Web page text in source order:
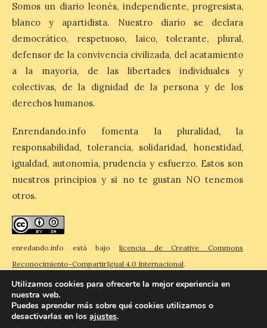
Bañeza designa a Arturo
Martínez Matilla como
pregonero de las Fiestas
2026. Tendrá lugar este
sábado 8 de agosto a las 21,00 horas en el
teatro municipal de La Bañeza. El
comunicador astorgano Arturo Martínez
Matilla, […]
La I Feria de la Cerveza
Artesana de Astorga
arranca con una gran
acogida del público
8 Ago 2026
Luis Nieto, que se acercó
hasta la feria acompañado
por el organizador de la iniciativa, Isaac
Cancillo Carro. Astorga, 8 de agosto de
2026. — La I Feria de […]
Somos un diario leonés, independiente, progresista,
blanco y apartidista. Nuestro diario se declara
democrático, respetuoso, laico, tolerante, plural,
defensor de la convivencia civilizada, del acatamiento
a la mayoría, de las libertades individuales y
colectivas, de la dignidad de la persona y de los
derechos humanos.
Enrendando.info fomenta la pluralidad, la
responsabilidad, tolerancia, solidaridad, honestidad,
igualdad, autonomía, prudencia y esfuerzo. Estos son
nuestros principios y si no te gustan NO tenemos
otros.
enredando.info está bajo licencia de Creative Commons
Reconocimiento-CompartirIgual 4.0 Internacional.
© 2026 Enredando Política de privacidad
Utilizamos cookies para ofrecerte la mejor experiencia en
nuestra web.
Puedes aprender más sobre qué cookies utilizamos o
desactivarlas en los ajustes.